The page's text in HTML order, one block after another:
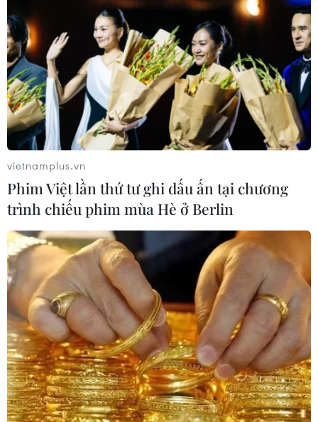
Theo dõi VietnamPlus
TIN LIÊN QUAN
5.000 chuyên gia thực phẩm và đồ uống
vietnamplus.vn
Phim Việt lần thứ tư ghi dấu ấn tại chương
trình chiếu phim mùa Hè ở Berlin